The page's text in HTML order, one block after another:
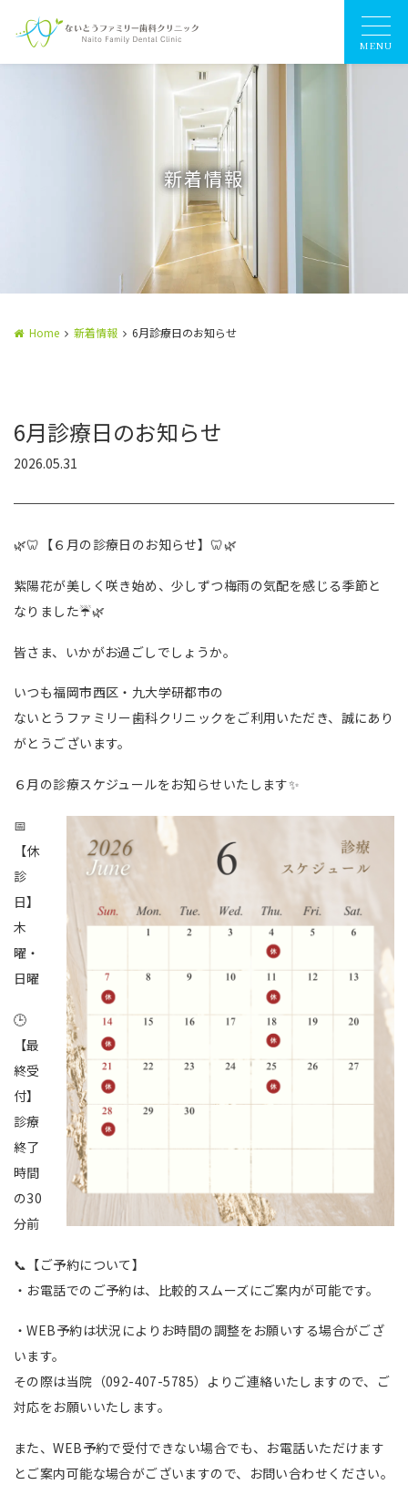
MENU
新着情報
Home 新着情報 6月診療日のお知らせ
6月診療日のお知らせ
2026.05.31
🌿🦷【６月の診療日のお知らせ】🦷🌿
紫陽花が美しく咲き始め、少しずつ梅雨の気配を感じる季節と
なりました☔🌿
皆さま、いかがお過ごしでしょうか。
いつも福岡市西区・九大学研都市の
ないとうファミリー歯科クリニックをご利用いただき、誠にあり
がとうございます。
６月の診療スケジュールをお知らせいたします✨
📅
【休
診
日】
木
曜・
日曜
🕒
【最
終受
付】
診療
終了
時間
の30
分前
📞【ご予約について】
・お電話でのご予約は、比較的スムーズにご案内が可能です。
・WEB予約は状況によりお時間の調整をお願いする場合がござ
います。
その際は当院（092-407-5785）よりご連絡いたしますので、ご
対応をお願いいたします。
また、WEB予約で受付できない場合でも、お電話いただけます
とご案内可能な場合がございますので、お問い合わせください。